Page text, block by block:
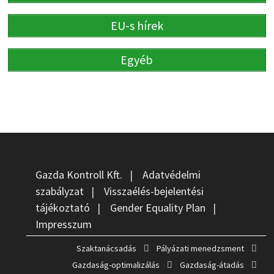
EU-s hírek
Egyéb
Gazda Kontroll Kft. | Adatvédelmi
szabályzat| Visszaélés-bejelentési
tájékoztató | Gender Equality Plan |
Impresszum
Szaktanácsadás
Pályázati menedzsment
Gazdaság-optimalizálás
Gazdaság-átadás